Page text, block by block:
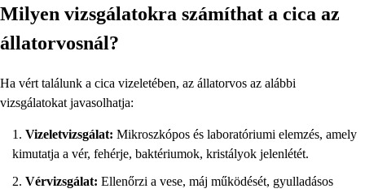
Milyen vizsgálatokra számíthat a cica az
állatorvosnál?
Ha vért találunk a cica vizeletében, az állatorvos az alábbi
vizsgálatokat javasolhatja:
Vizeletvizsgálat: Mikroszkópos és laboratóriumi elemzés, amely
kimutatja a vér, fehérje, baktériumok, kristályok jelenlétét.
Vérvizsgálat: Ellenőrzi a vese, máj működését, gyulladásos